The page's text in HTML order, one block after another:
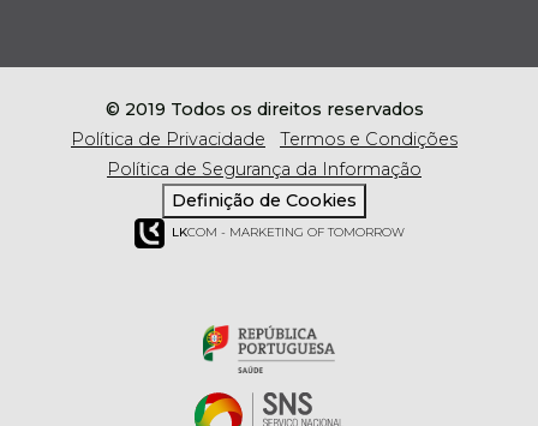
© 2019 Todos os direitos reservados
Política de Privacidade
Termos e Condições
Política de Segurança da Informação
Definição de Cookies
LKCOM - MARKETING OF TOMORROW